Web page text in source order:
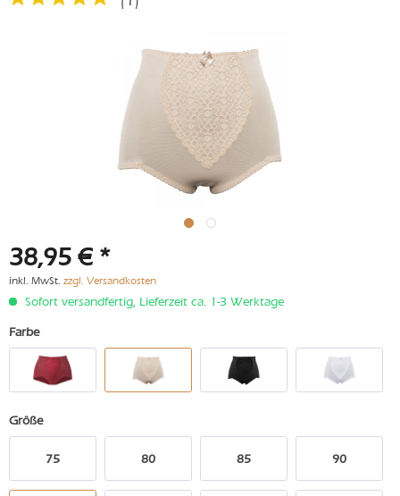
38,95 € *
inkl. MwSt. zzgl. Versandkosten
Sofort versandfertig, Lieferzeit ca. 1-3 Werktage
Farbe
Größe
75 80 85 90